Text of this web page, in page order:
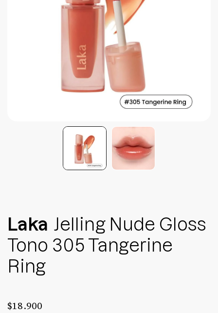
Protector Solar en Barra No.1
Parche para granitos
Rastrear mi Pedido
Parches para granitos internos
Parches para manchitas pos acné
Laka Jelling Nude Gloss
Tono 305 Tangerine
Ring
$18.900